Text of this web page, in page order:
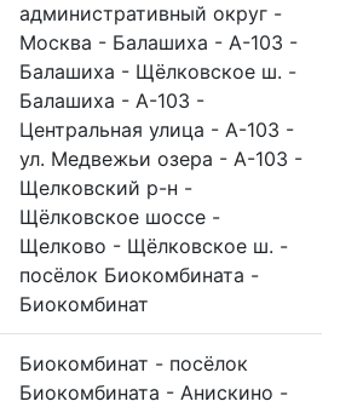
административный округ -
Москва - Балашиха - А-103 -
Балашиха - Щёлковское ш. -
Балашиха - А-103 -
Центральная улица - А-103 -
ул. Медвежьи озера - А-103 -
Щелковский р-н -
Щёлковское шоссе -
Щелково - Щёлковское ш. -
посёлок Биокомбината -
Биокомбинат
Биокомбинат - посёлок
Биокомбината - Анискино -